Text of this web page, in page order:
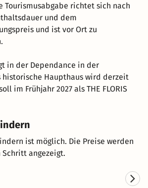
Tourismusabgabe richtet sich nach
und dem
und ist vor Ort zu
in der Dependance in der
historische Haupthaus wird derzeit
im Frühjahr 2027 als THE FLORIS
ist möglich. Die Preise werden
angezeigt.